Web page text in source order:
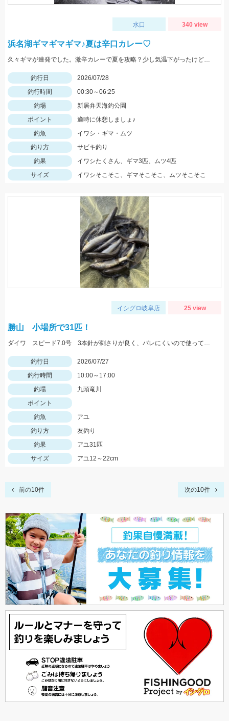
水口 340 view
浜名湖ギマギマギマ♪夏は辛口カレー♡
久々ギマが連発でした。激辛カレーで夏を攻略？少し気温下がったけど、、、要注意！
釣行日
2026/07/28
釣行時間
00:30～06:25
釣場
新居弁天海釣公園
ポイント
適時に休憩しましょ♪
釣魚
イワシ・ギマ・ムツ
釣り方
サビキ釣り
釣果
イワシたくさん、ギマ3匹、ムツ4匹
サイズ
イワシそこそこ、ギマそこそこ、ムツそこそこ
イシグロ岐阜店 25 view
勝山 小場所で31匹！
ダイワ スピード7.0号 3本針が刺さりが良く、バレにくいので使っています！
釣行日
2026/07/27
釣行時間
10:00～17:00
釣場
九頭竜川
ポイント
釣魚
アユ
釣り方
友釣り
釣果
アユ31匹
サイズ
アユ12～22cm
前の10件 次の10件